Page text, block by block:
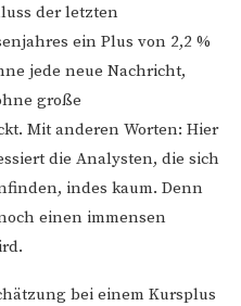
der letzten
ein Plus von 2,2 %
jede neue Nachricht,
große
Mit anderen Worten: Hier
die Analysten, die sich
indes kaum. Denn
einen immensen
bei einem Kursplus